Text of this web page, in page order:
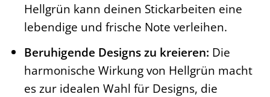
Hellgrün kann deinen Stickarbeiten eine
lebendige und frische Note verleihen.
Beruhigende Designs zu kreieren: Die
harmonische Wirkung von Hellgrün macht
es zur idealen Wahl für Designs, die